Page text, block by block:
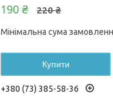
220 ₴
190 ₴
Мінімальна сума
Купити
+380 (73) 385-58-36